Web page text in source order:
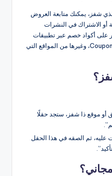
شفز، يمكنك متابعة العروض
أو الاشتراك في النشرات
على أكواد خصم عبر تطبيقات
القسائم مثل Couponava، Wafy، وغيرها من المواقع التي
أو موقع ذا شفز، ستجد حقلًا
ثم الصقه في هذا الحقل